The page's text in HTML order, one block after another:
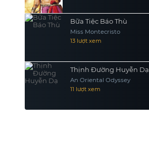
Bữa Tiệc Báo Thù
Miss Montecristo
13 lượt xem
Thịnh Đường Huyễn Dạ
An Oriental Odyssey
11 lượt xem